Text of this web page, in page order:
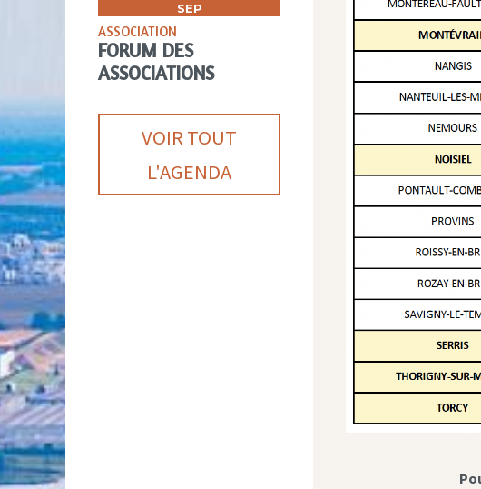
SEP
ASSOCIATION
FORUM DES
ASSOCIATIONS
VOIR TOUT
L'AGENDA